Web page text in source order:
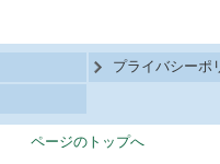
プライバシーポ
ページのトップへ